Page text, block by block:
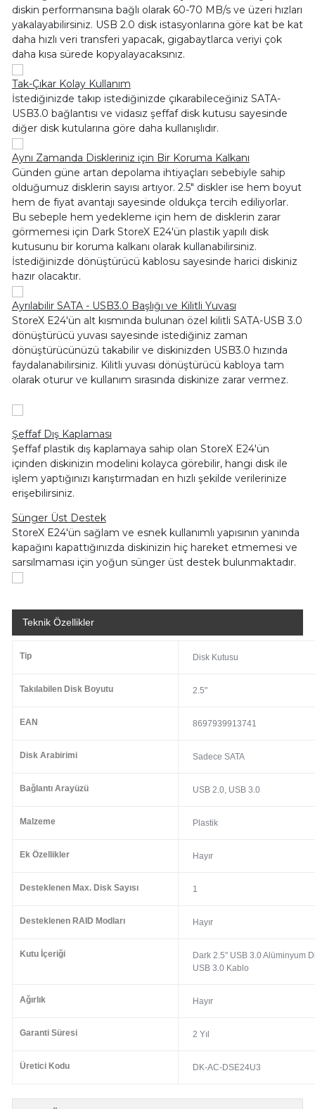
diskin performansına bağlı olarak 60-70 MB/s ve üzeri hızları
yakalayabilirsiniz. USB 2.0 disk istasyonlarına göre kat be kat
daha hızlı veri transferi yapacak, gigabaytlarca veriyi çok
daha kısa sürede kopyalayacaksınız.
Tak-Çıkar Kolay Kullanım
İstediğinizde takıp istediğinizde çıkarabileceğiniz SATA-
USB3.0 bağlantısı ve vidasız şeffaf disk kutusu sayesinde
diğer disk kutularına göre daha kullanışlıdır.
Aynı Zamanda Diskleriniz için Bir Koruma Kalkanı
Günden güne artan depolama ihtiyaçları sebebiyle sahip
olduğumuz disklerin sayısı artıyor. 2.5" diskler ise hem boyut
hem de fiyat avantajı sayesinde oldukça tercih ediliyorlar.
Bu sebeple hem yedekleme için hem de disklerin zarar
görmemesi için Dark StoreX E24'ün plastik yapılı disk
kutusunu bir koruma kalkanı olarak kullanabilirsiniz.
İstediğinizde dönüştürücü kablosu sayesinde harici diskiniz
hazır olacaktır.
Ayrılabilir SATA - USB3.0 Başlığı ve Kilitli Yuvası
StoreX E24'ün alt kısmında bulunan özel kilitli SATA-USB 3.0
dönüştürücü yuvası sayesinde istediğiniz zaman
dönüştürücünüzü takabilir ve diskinizden USB3.0 hızında
faydalanabilirsiniz. Kilitli yuvası dönüştürücü kabloya tam
olarak oturur ve kullanım sırasında diskinize zarar vermez.
Şeffaf Dış Kaplaması
Şeffaf plastik dış kaplamaya sahip olan StoreX E24'ün
içinden diskinizin modelini kolayca görebilir, hangi disk ile
işlem yaptığınızı karıştırmadan en hızlı şekilde verilerinize
erişebilirsiniz.
Sünger Üst Destek
StoreX E24'ün sağlam ve esnek kullanımlı yapısının yanında
kapağını kapattığınızda diskinizin hiç hareket etmemesi ve
sarsılmaması için yoğun sünger üst destek bulunmaktadır.
Teknik Özellikler
Tip Disk Kutusu
Takılabilen Disk Boyutu 2.5"
EAN 8697939913741
Disk Arabirimi Sadece SATA
Bağlantı Arayüzü USB 2.0, USB 3.0
Malzeme Plastik
Ek Özellikler Hayır
Desteklenen Max. Disk Sayısı 1
Desteklenen RAID Modları Hayır
Kutu İçeriği
Dark 2.5" USB 3.0 Alüminyum
USB 3.0 Kablo
Ağırlık Hayır
Garanti Süresi 2 Yıl
Üretici Kodu DK-AC-DSE24U3